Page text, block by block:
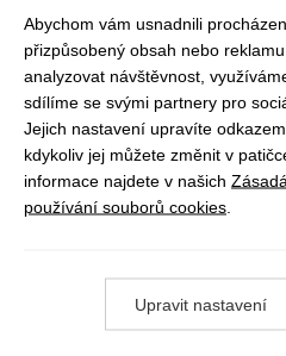
Podmínky vrácení peněz
JUNshop s.r.o.je 100% vlastněn
Junák – český skaut, z.s.
Abychom vám usnadnili
přizpůsobený obsah nebo
analyzovat návštěvnost,
sdílíme se svými partnery pro
Jejich nastavení upravíte
kdykoliv jej můžete změnit v
informace najdete v našich
používání souborů cookies
Upravit nastavení